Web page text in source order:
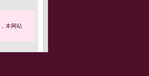
本网站